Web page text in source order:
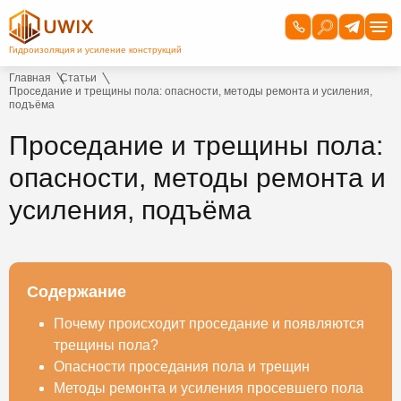
Главная
Статьи
Проседание и трещины пола: опасности, методы ремонта и усиления,
подъёма
Проседание и трещины пола:
опасности, методы ремонта и
усиления, подъёма
Содержание
Почему происходит проседание и появляются
трещины пола?
Опасности проседания пола и трещин
Методы ремонта и усиления просевшего пола